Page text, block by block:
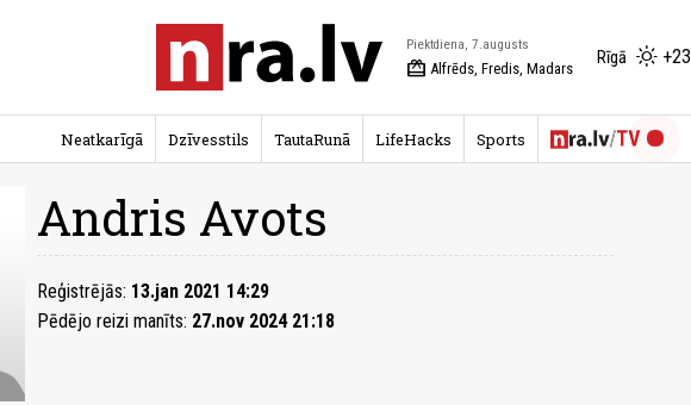
Piektdiena, 7.augusts
redeem Alfrēds, Fredis, Madars
Rīgā
Neatkarīgā Dzīvesstils TautaRunā LifeHacks Sports
Andris Avots
Reģistrējās: 13.jan 2021 14:29
Pēdējo reizi manīts: 27.nov 2024 21:18